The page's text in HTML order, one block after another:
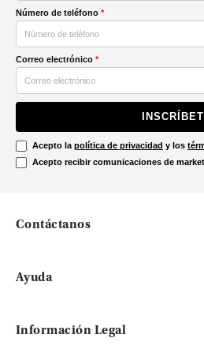
Número de teléfono *
Correo electrónico *
Acepto la política de privacidad y los
Acepto recibir comunicaciones de
Contáctanos
Ayuda
Información Legal